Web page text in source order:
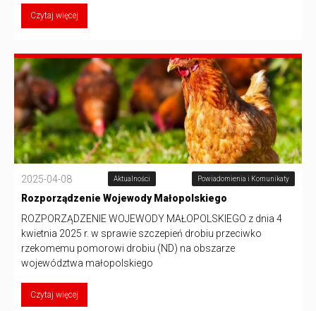
Czytaj więcej
2025-04-08 Aktualności Powiadomienia i Komunikaty
Rozporządzenie Wojewody Małopolskiego
ROZPORZĄDZENIE WOJEWODY MAŁOPOLSKIEGO z dnia 4
kwietnia 2025 r. w sprawie szczepień drobiu przeciwko
rzekomemu pomorowi drobiu (ND) na obszarze
województwa małopolskiego
Czytaj więcej